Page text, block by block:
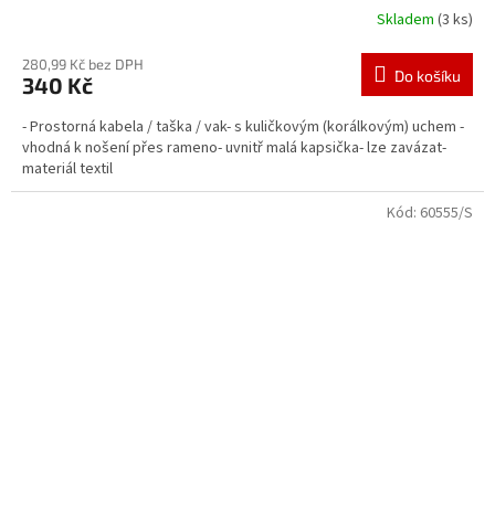
Skladem (3 ks)
280,99 Kč bez DPH
340 Kč Do košíku
- Prostorná kabela / taška / vak- s kuličkovým (korálkovým) uchem -
vhodná k nošení přes rameno- uvnitř malá kapsička- lze zavázat-
materiál textil
Kód: 60555/S